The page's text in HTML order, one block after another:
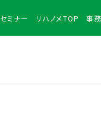
セミナー リハノメTOP 事